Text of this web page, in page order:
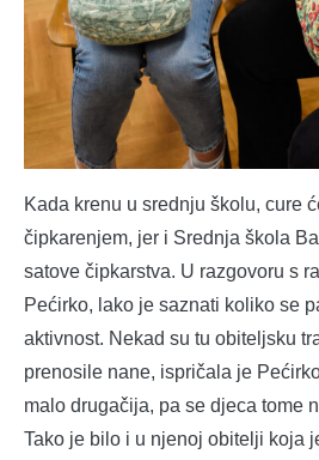
Kada krenu u srednju školu, cure
čipkarenjem, jer i Srednja škola
satove čipkarstva. U razgovoru s
Pećirko, lako je saznati koliko se
aktivnost. Nekad su tu obiteljsku
prenosile nane, ispričala je
malo drugačija, pa se djeca tome
Tako je bilo i u njenoj obitelji koja